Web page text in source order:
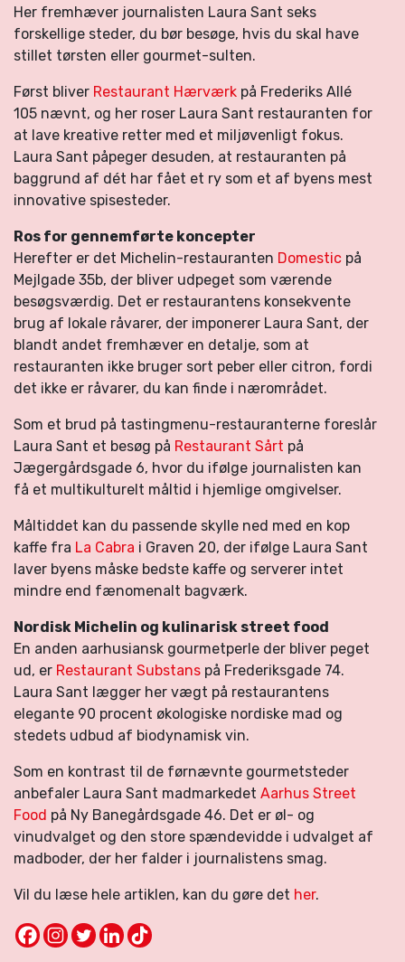
Her fremhæver journalisten Laura Sant seks
forskellige steder, du bør besøge, hvis du skal have
stillet tørsten eller gourmet-sulten.
Først bliver Restaurant Hærværk på Frederiks Allé
105 nævnt, og her roser Laura Sant restauranten for
at lave kreative retter med et miljøvenligt fokus.
Laura Sant påpeger desuden, at restauranten på
baggrund af dét har fået et ry som et af byens mest
innovative spisesteder.
Ros for gennemførte koncepter
Herefter er det Michelin-restauranten Domestic på
Mejlgade 35b, der bliver udpeget som værende
besøgsværdig. Det er restaurantens konsekvente
brug af lokale råvarer, der imponerer Laura Sant, der
blandt andet fremhæver en detalje, som at
restauranten ikke bruger sort peber eller citron, fordi
det ikke er råvarer, du kan finde i nærområdet.
Som et brud på tastingmenu-restauranterne foreslår
Laura Sant et besøg på Restaurant Sårt på
Jægergårdsgade 6, hvor du ifølge journalisten kan
få et multikulturelt måltid i hjemlige omgivelser.
Måltiddet kan du passende skylle ned med en kop
kaffe fra La Cabra i Graven 20, der ifølge Laura Sant
laver byens måske bedste kaffe og serverer intet
mindre end fænomenalt bagværk.
Nordisk Michelin og kulinarisk street food
En anden aarhusiansk gourmetperle der bliver peget
ud, er Restaurant Substans på Frederiksgade 74.
Laura Sant lægger her vægt på restaurantens
elegante 90 procent økologiske nordiske mad og
stedets udbud af biodynamisk vin.
Som en kontrast til de førnævnte gourmetsteder
anbefaler Laura Sant madmarkedet Aarhus Street
Food på Ny Banegårdsgade 46. Det er øl- og
vinudvalget og den store spændevidde i udvalget af
madboder, der her falder i journalistens smag.
Vil du læse hele artiklen, kan du gøre det her.